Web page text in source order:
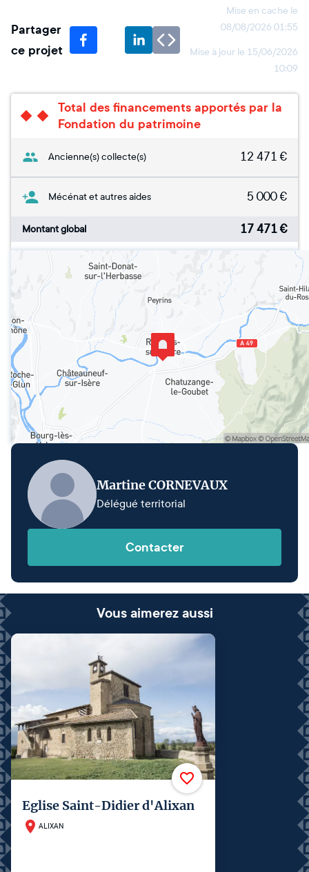
Partager
ce projet
Mise en cache le
08/08/2026 01:55
Mise à jour le 15/06/2026
10:09
Total des financements apportés par la
Fondation du patrimoine
Ancienne(s) collecte(s) 12 471 €
Mécénat et autres aides 5 000€
Montant global 17 471€
Martine CORNEVAUX
Délégué territorial
Contacter
Vous aimerez aussi
Eglise Saint-Didier d'Alixan
ALIXAN